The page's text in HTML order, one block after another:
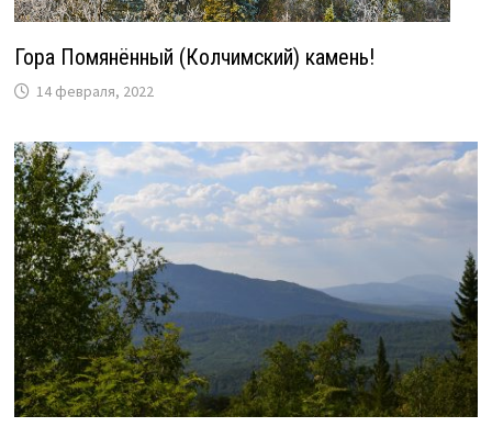
Гора Помянённый (Колчимский) камень!
14 февраля, 2022